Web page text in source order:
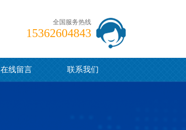
全国服务热线
15362604843
在线留言 联系我们